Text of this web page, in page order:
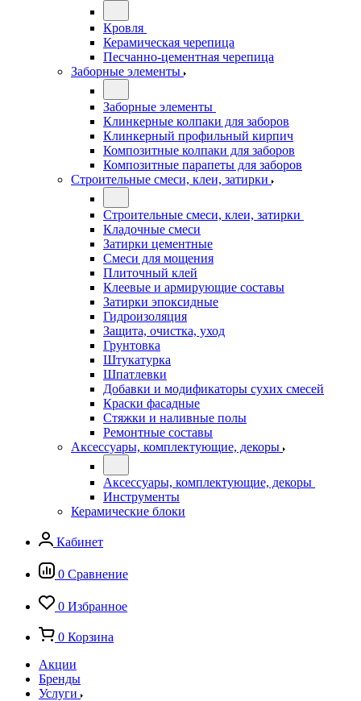
Кровля
Керамическая черепица
Песчанно-цементная черепица
Заборные элементы
Заборные элементы
Клинкерные колпаки для заборов
Клинкерный профильный кирпич
Композитные колпаки для заборов
Композитные парапеты для заборов
Строительные смеси, клеи, затирки
Строительные смеси, клеи, затирки
Кладочные смеси
Затирки цементные
Смеси для мощения
Плиточный клей
Клеевые и армирующие составы
Затирки эпоксидные
Гидроизоляция
Защита, очистка, уход
Грунтовка
Штукатурка
Шпатлевки
Добавки и модификаторы сухих смесей
Краски фасадные
Стяжки и наливные полы
Ремонтные составы
Аксессуары, комплектующие, декоры
Аксессуары, комплектующие, декоры
Инструменты
Керамические блоки
Кабинет
0 Сравнение
0 Избранное
0 Корзина
Акции
Бренды
Услуги